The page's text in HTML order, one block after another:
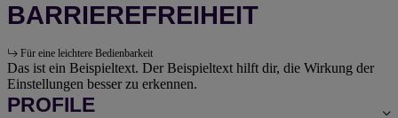
BARRIEREFREIHEIT
Für eine leichtere Bedienbarkeit
Das ist ein Beispieltext. Der Beispieltext hilft dir, die Wirkung der
Einstellungen besser zu erkennen.
PROFILE